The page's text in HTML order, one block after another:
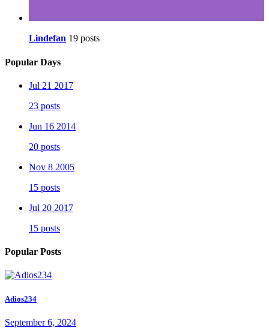
Lindefan 19 posts
Popular Days
Jul 21 2017
23 posts
Jun 16 2014
20 posts
Nov 8 2005
15 posts
Jul 20 2017
15 posts
Popular Posts
Adios234
September 6, 2024